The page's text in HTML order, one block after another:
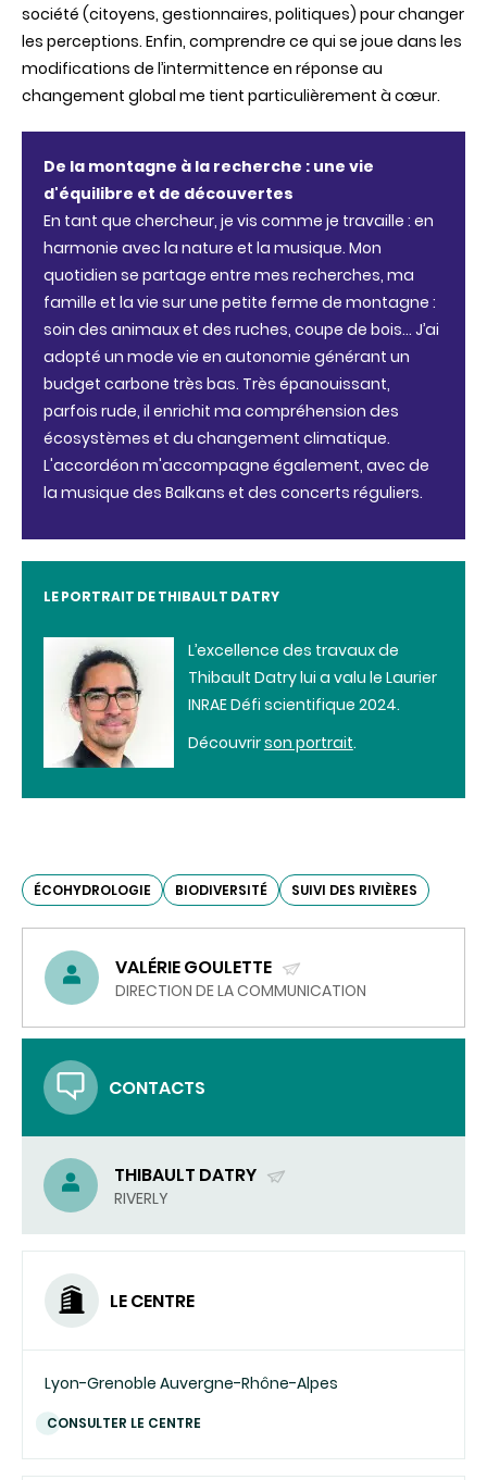
société (citoyens, gestionnaires, politiques) pour changer
les perceptions. Enfin, comprendre ce qui se joue dans les
modifications de l’intermittence en réponse au
changement global me tient particulièrement à cœur.
De la montagne à la recherche : une vie
d'équilibre et de découvertes
En tant que chercheur, je vis comme je travaille : en
harmonie avec la nature et la musique. Mon
quotidien se partage entre mes recherches, ma
famille et la vie sur une petite ferme de montagne :
soin des animaux et des ruches, coupe de bois… J’ai
adopté un mode vie en autonomie générant un
budget carbone très bas. Très épanouissant,
parfois rude, il enrichit ma compréhension des
écosystèmes et du changement climatique.
L'accordéon m'accompagne également, avec de
la musique des Balkans et des concerts réguliers.
LE PORTRAIT DE THIBAULT DATRY
L’excellence des travaux de
Thibault Datry lui a valu le Laurier
INRAE Défi scientifique 2024.
Découvrirson portrait.
ÉCOHYDROLOGIE BIODIVERSITÉ SUIVI DES RIVIÈRES
VALÉRIE GOULETTE
(ENVOYER
COURRIEL)
DIRECTION DE LA COMMUNICATION
CONTACTS
THIBAULT DATRY
(ENVOYER
COURRIEL)
RIVERLY
LE CENTRE
Lyon-Grenoble Auvergne-Rhône-Alpes
CONSULTER LE CENTRE